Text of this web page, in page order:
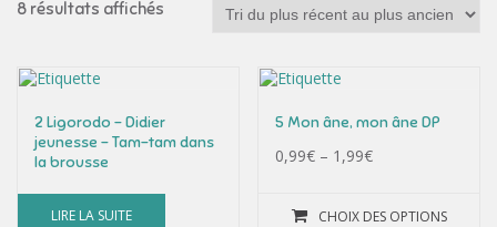
8 résultats affichés
2 Ligorodo – Didier
jeunesse – Tam-tam dans
la brousse
LIRE LA SUITE
5 Mon âne, mon âne DP
0,99€ – 1,99€
CHOIX DES OPTIONS